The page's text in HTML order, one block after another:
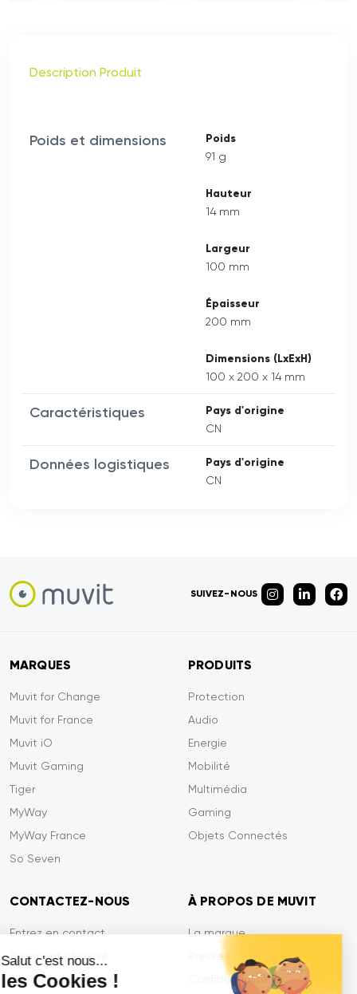
Salut c'est nous...
les Cookies !
Description Produit
Poids et dimensions Poids
91 g
Hauteur
14 mm
Largeur
100 mm
Épaisseur
200 mm
Dimensions (LxExH)
100 x 200 x 14 mm
Caractéristiques Pays d'origine
CN
Données logistiques Pays d'origine
CN
SUIVEZ-NOUS
MARQUES
Muvit for Change
Muvit for France
Muvit iO
Muvit Gaming
Tiger
MyWay
MyWay France
So Seven
PRODUITS
Protection
Audio
Energie
Mobilité
Multimédia
Gaming
Objets Connectés
CONTACTEZ-NOUS
Entrez en contact
Paiement sécurisé
Efficacité du service
À PROPOS DE MUVIT
La marque
Presse
Confidentialité